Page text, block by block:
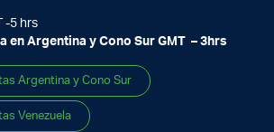
-5 hrs
en Argentina y Cono Sur GMT – 3hrs
Argentina y Cono Sur
Venezuela